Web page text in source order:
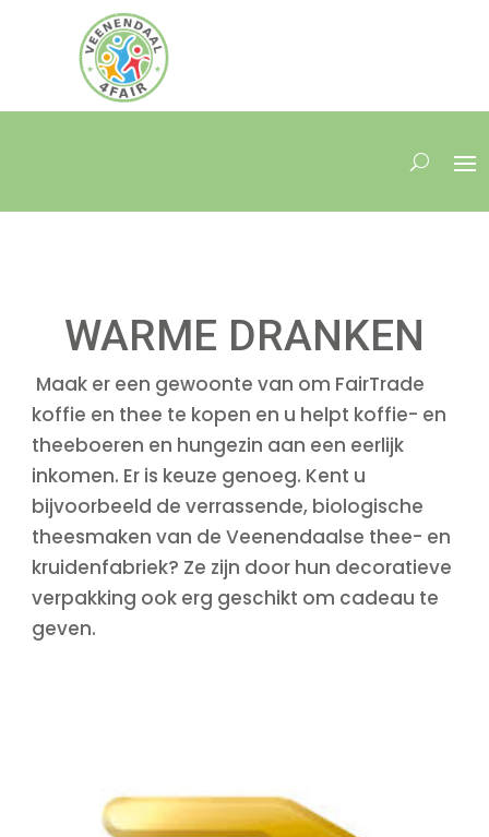
WARME DRANKEN
Maak er een gewoonte van om FairTrade
koffie en thee te kopen en u helpt koffie- en
theeboeren en hungezin aan een eerlijk
inkomen. Er is keuze genoeg. Kent u
bijvoorbeeld de verrassende, biologische
theesmaken van de Veenendaalse thee- en
kruidenfabriek? Ze zijn door hun decoratieve
verpakking ook erg geschikt om cadeau te
geven.